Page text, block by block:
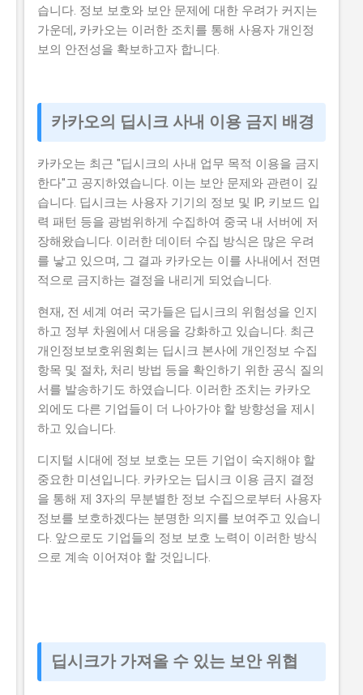
습니다. 정보 보호와 보안 문제에 대한 우려가 커지는
가운데, 카카오는 이러한 조치를 통해 사용자 개인정
보의 안전성을 확보하고자 합니다.
카카오의 딥시크 사내 이용 금지 배경
카카오는 최근 "딥시크의 사내 업무 목적 이용을 금지
한다"고 공지하였습니다. 이는 보안 문제와 관련이 깊
습니다. 딥시크는 사용자 기기의 정보 및 IP, 키보드 입
력 패턴 등을 광범위하게 수집하여 중국 내 서버에 저
장해왔습니다. 이러한 데이터 수집 방식은 많은 우려
를 낳고 있으며, 그 결과 카카오는 이를 사내에서 전면
적으로 금지하는 결정을 내리게 되었습니다.
현재, 전 세계 여러 국가들은 딥시크의 위험성을 인지
하고 정부 차원에서 대응을 강화하고 있습니다. 최근
개인정보보호위원회는 딥시크 본사에 개인정보 수집
항목 및 절차, 처리 방법 등을 확인하기 위한 공식 질의
서를 발송하기도 하였습니다. 이러한 조치는 카카오
외에도 다른 기업들이 더 나아가야 할 방향성을 제시
하고 있습니다.
디지털 시대에 정보 보호는 모든 기업이 숙지해야 할
중요한 미션입니다. 카카오는 딥시크 이용 금지 결정
을 통해 제 3자의 무분별한 정보 수집으로부터 사용자
정보를 보호하겠다는 분명한 의지를 보여주고 있습니
다. 앞으로도 기업들의 정보 보호 노력이 이러한 방식
으로 계속 이어져야 할 것입니다.
딥시크가 가져올 수 있는 보안 위협